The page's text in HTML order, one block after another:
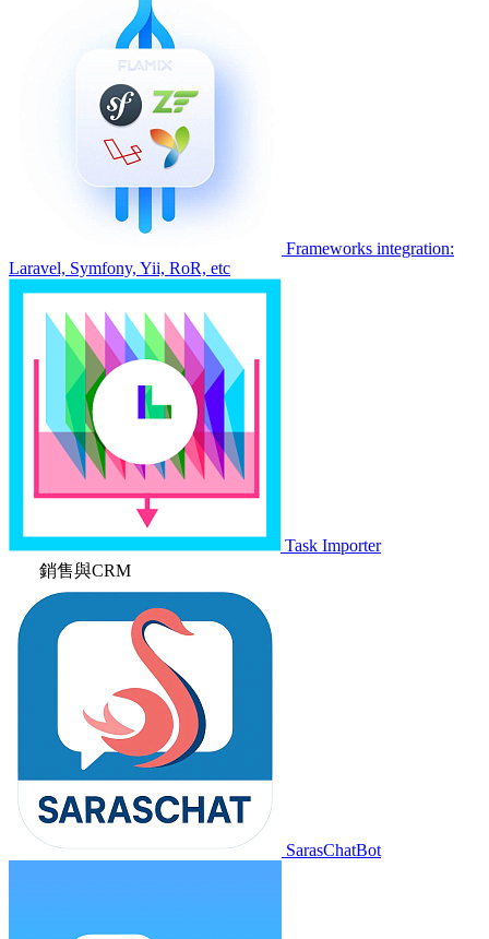
Frameworks integration:
Laravel, Symfony, Yii, RoR, etc
Task Importer
銷售與CRM
SarasChatBot